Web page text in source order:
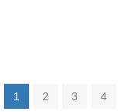
1 2 3 4